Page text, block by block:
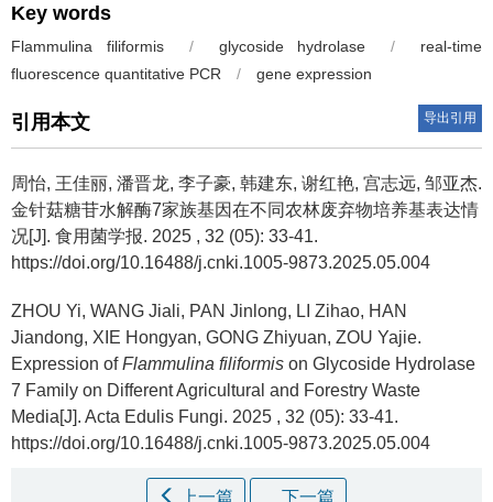
Key words
Flammulina filiformis / glycoside hydrolase /
real-time
fluorescence quantitative PCR
/ gene expression
引用本文 导出引用
周怡, 王佳丽, 潘晋龙, 李子豪, 韩建东, 谢红艳, 宫志远, 邹亚杰.
金针菇糖苷水解酶7家族基因在不同农林废弃物培养基表达情
况[J]. 食用菌学报. 2025 , 32 (05): 33-41.
https://doi.org/10.16488/j.cnki.1005-9873.2025.05.004
ZHOU Yi, WANG Jiali, PAN Jinlong, LI Zihao, HAN
Jiandong, XIE Hongyan, GONG Zhiyuan, ZOU Yajie.
Expression ofFlammulina filiformis on Glycoside Hydrolase
7 Family on Different Agricultural and Forestry Waste
Media[J]. Acta Edulis Fungi. 2025 , 32 (05): 33-41.
https://doi.org/10.16488/j.cnki.1005-9873.2025.05.004
上一篇 下一篇